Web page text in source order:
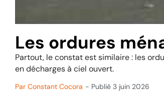
Les ordures
Partout, le constat est similaire : les
en décharges à ciel ouvert.
Par Constant Cocora - Publié 3 juin 2026